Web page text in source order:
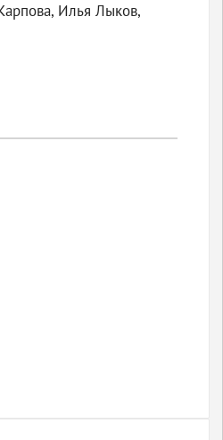
Илья Лыков,